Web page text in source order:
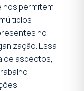
nos permitem
no
Essa
de aspectos,